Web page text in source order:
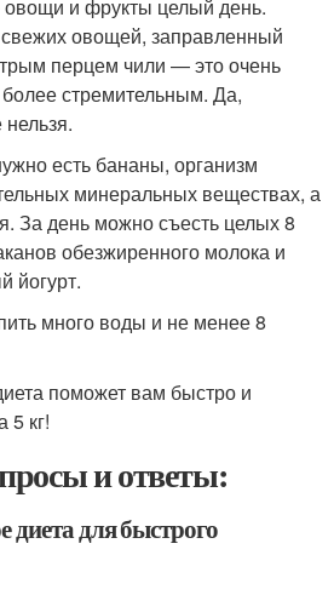
и фрукты целый день.
свежих овощей, заправленный
перцем чили — это очень
стремительным. Да,
есть бананы, организм
минеральных веществах, а
За день можно съесть целых 8
обезжиренного молока и
йогурт.
много воды и не менее 8
поможет вам быстро и
5 кг!
и ответы:
диета для быстрого